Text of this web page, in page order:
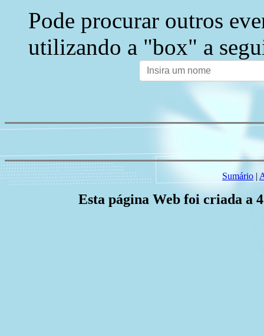
Pode procurar outros
utilizando a "box" a
Sumário |
Esta página Web foi criada a